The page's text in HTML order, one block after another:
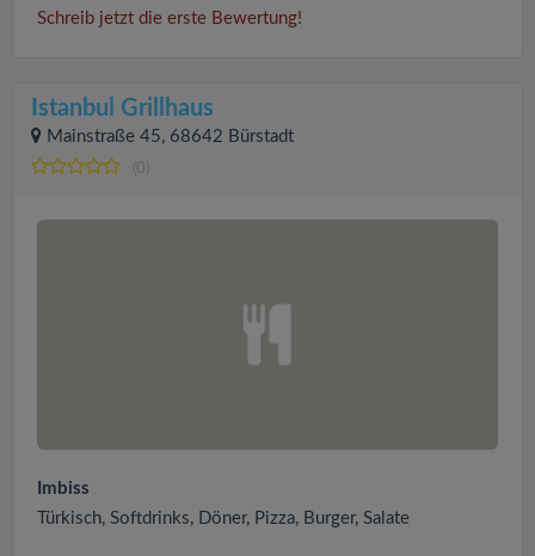
Schreib jetzt die erste Bewertung!
Istanbul Grillhaus
Mainstraße 45, 68642 Bürstadt
(0)
Imbiss
Türkisch, Softdrinks, Döner, Pizza, Burger, Salate